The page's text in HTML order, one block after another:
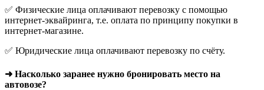
✅ Физические лица оплачивают перевозку с помощью
интернет-эквайринга, т.е. оплата по принципу покупки в
интернет-магазине.
✅ Юридические лица оплачивают перевозку по счёту.
➜ Насколько заранее нужно бронировать место на
автовозе?